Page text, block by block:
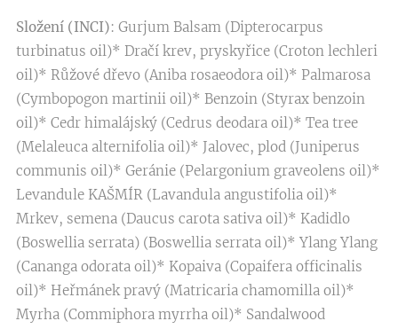
Složení (INCI): Gurjum Balsam (Dipterocarpus
turbinatus oil)* Dračí krev, pryskyřice (Croton lechleri
oil)* Růžové dřevo (Aniba rosaeodora oil)* Palmarosa
(Cymbopogon martinii oil)* Benzoin (Styrax benzoin
oil)* Cedr himalájský (Cedrus deodara oil)* Tea tree
(Melaleuca alternifolia oil)* Jalovec, plod (Juniperus
communis oil)* Geránie (Pelargonium graveolens oil)*
Levandule KAŠMÍR (Lavandula angustifolia oil)*
Mrkev, semena (Daucus carota sativa oil)* Kadidlo
(Boswellia serrata) (Boswellia serrata oil)* Ylang Ylang
(Cananga odorata oil)* Kopaiva (Copaifera officinalis
oil)* Heřmánek pravý (Matricaria chamomilla oil)*
Myrha (Commiphora myrrha oil)* Sandalwood